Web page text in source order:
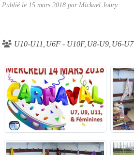
Publié le 15 mars 2018 par Mickael Joury
U10-U11 U6F - U10F U8-U9 U6-U7